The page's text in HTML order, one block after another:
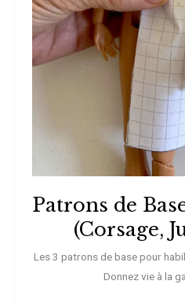
Patrons de
(Corsage,
Les 3 patrons de base pour
Donnez vie à la